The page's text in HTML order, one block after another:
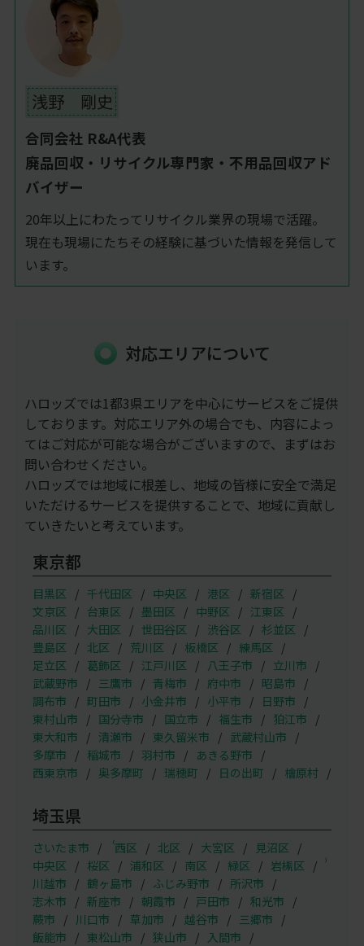
浅野 剛史
合同会社 R&A代表
廃品回収・リサイクル専門家・不用品回収アド
バイザー
20年以上にわたってリサイクル業界の現場で活躍。
現在も現場にたちその経験に基づいた情報を発信して
います。
対応エリアについて
ハロッズでは1都3県エリアを中心にサービスをご提供
しております。対応エリア外の場合でも、内容によっ
てはご対応が可能な場合がございますので、まずはお
問い合わせください。
ハロッズでは地域に根差し、地域の皆様に安全で満足
いただけるサービスを提供することで、地域に貢献し
ていきたいと考えています。
東京都
目黒区 千代田区 中央区 港区
新宿区
文京区
台東区 墨田区 中野区
江東区
品川区
大田区 世田谷区 渋谷区
杉並区
豊島区
北区 荒川区 板橋区
練馬区
足立区
葛飾区 江戸川区 八王子市
立川市
武蔵野市
三鷹市 青梅市 府中市
昭島市
調布市
町田市 小金井市 小平市
日野市
東村山市
国分寺市 国立市 福生市
狛江市
東大和市
清瀬市 東久留米市
武蔵村山市
多摩市
稲城市 羽村市
あきる野市
西東京市
奥多摩町 瑞穂町 日の出町 檜原村
埼玉県
さいたま市 （西区 北区 大宮区
見沼区
中央区
桜区 浦和区 南区 緑区 岩槻区 ）
川越市 鶴ヶ島市 ふじみ野市
所沢市
志木市
新座市 朝霞市 戸田市
和光市
蕨市
川口市 草加市 越谷市
三郷市
飯能市
東松山市 狭山市 入間市